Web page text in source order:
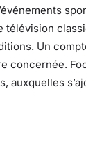
Un
concernée.